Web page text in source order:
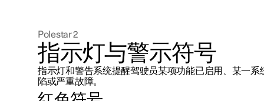
联系我们
极星官方二手车
探索Polestar 3
联系我们
公共充电
家庭充电
车主服务
新闻
注册新闻
（在新窗
Polestar 2
指示灯与警示符号
指示灯和警告系统提醒驾驶员某项功能已启用、某一系
陷或严重故障。